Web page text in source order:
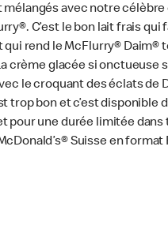
mélangés avec notre
C’est le bon lait frais qui
rend le McFlurry® Daim®
crème glacée si onctueuse
le croquant des éclats de
trop bon et c’est disponible
pour une durée limitée dans
Suisse en format